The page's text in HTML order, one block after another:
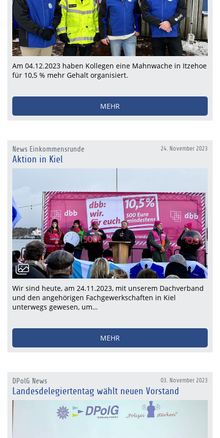
Am 04.12.2023 haben Kollegen eine Mahnwache in Itzehoe
für 10,5 % mehr Gehalt organisiert.
MEHR
24. November 2023
News Einkommensrunde
Aktion in Kiel
Wir sind heute, am 24.11.2023, mit unserem Dachverband
und den angehörigen Fachgewerkschaften in Kiel
unterwegs gewesen, um…
MEHR
03. November 2023
DPolG News
Landesdelegiertentag wählt neuen Vorstand